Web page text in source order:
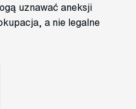
uznawać aneksji
a nie legalne